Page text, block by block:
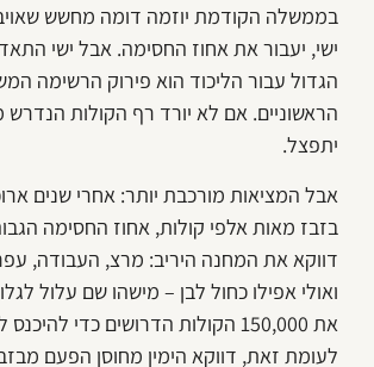
בממשלה הקודמת יוזמה דומה מחשש
ישי, יעבור את אחוז החסימה. אבל ישי
הגדול עבור הליכוד הוא פירוק הרשימה
הראשוניים. אם לא יורד רף הקולות
יתפצל.
אבל המציאות מורכבת יותר: אחרי שנים
בזבז מאות אלפי קולות, אחוז החסימה
דווקא את המחנה היריב: מרצ, העבודה,
ואולי אפילו כחול לבן – מישהו שם עלול
את 150,000 הקולות הדרושים כדי
לעומת זאת, דווקא הימין מחוסן הפעם